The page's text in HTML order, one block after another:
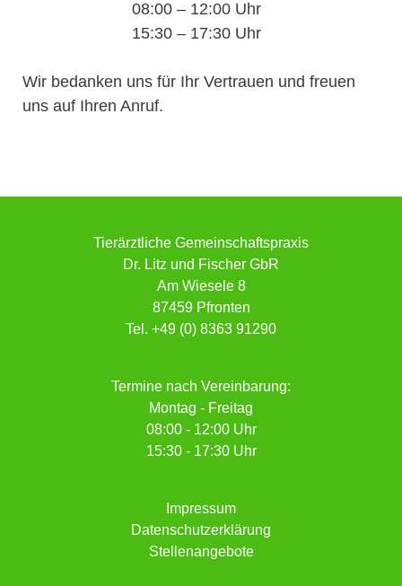
08:00 – 12:00 Uhr
15:30 – 17:30 Uhr
Wir bedanken uns für Ihr Vertrauen und freuen
uns auf Ihren Anruf.
Tierärztliche Gemeinschaftspraxis
Dr. Litz und Fischer GbR
Am Wiesele 8
87459 Pfronten
Tel. +49 (0) 8363 91290
Termine nach Vereinbarung:
Montag - Freitag
08:00 - 12:00 Uhr
15:30 - 17:30 Uhr
Impressum
Datenschutzerklärung
Stellenangebote